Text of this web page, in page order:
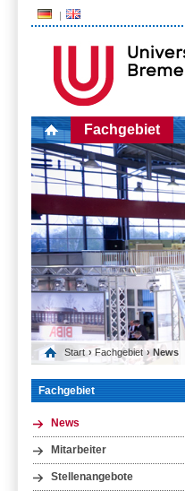
Fachgebiet
Start › Fachgebiet › News
Fachgebiet
News
Mitarbeiter
Stellenangebote